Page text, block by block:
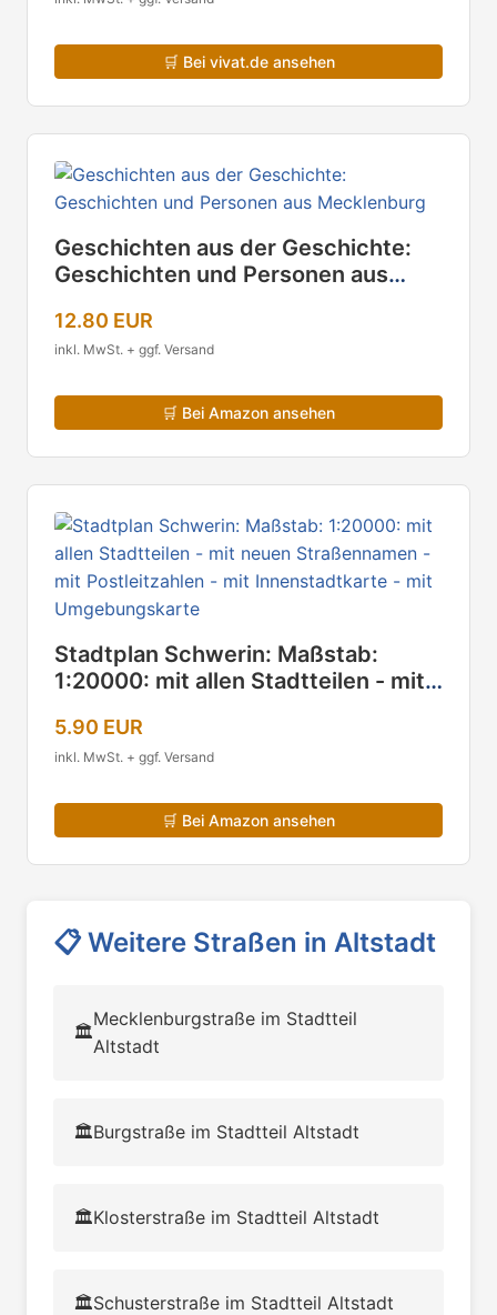
🛒 Bei vivat.de ansehen
Geschichten aus der Geschichte:
Geschichten und Personen aus
12.80 EUR
inkl. MwSt. + ggf. Versand
🛒 Bei Amazon ansehen
Stadtplan Schwerin: Maßstab:
1:20000: mit allen Stadtteilen - mit
Postleitzahlen - mit Innenstadtkarte
- mit Umgebungskarte
5.90 EUR
inkl. MwSt. + ggf. Versand
🛒 Bei Amazon ansehen
📋 Weitere Straßen in Altstadt
🏛️
Mecklenburgstraße im Stadtteil
Altstadt
🏛️Burgstraße im Stadtteil Altstadt
🏛️Klosterstraße im Stadtteil Altstadt
🏛️Schusterstraße im Stadtteil Altstadt